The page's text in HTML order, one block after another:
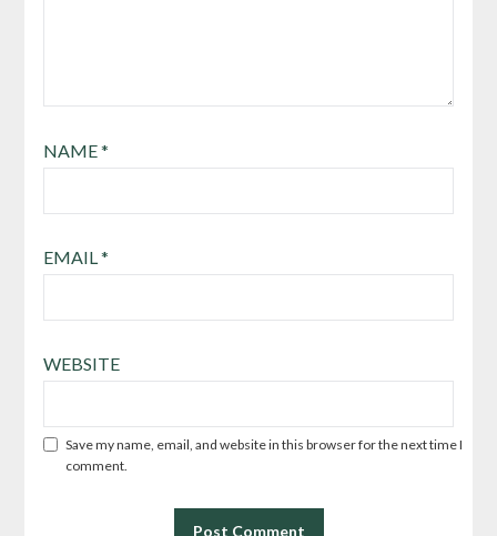
NAME*
EMAIL*
WEBSITE
Save my name, email, and website in this browser for the next time I
comment.